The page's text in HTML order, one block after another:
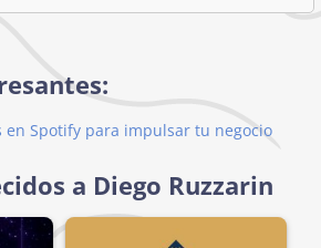
en Spotify para impulsar tu negocio
a Diego Ruzzarin